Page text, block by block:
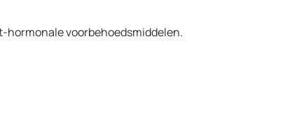
hormonale voorbehoedsmiddelen.